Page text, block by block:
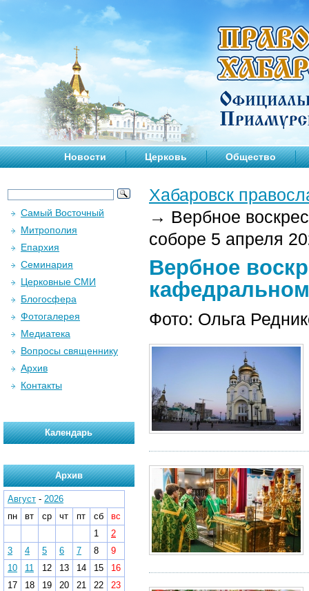
Новости Церковь Общество
Хабаровск
→ Вербное
соборе 5 апреля
Вербное
кафедральном
Фото: Ольга
Самый Восточный
Митрополия
Епархия
Семинария
Церковные СМИ
Блогосфера
Фотогалерея
Медиатека
Вопросы священнику
Архив
Контакты
Календарь
Архив
Август - 2026
пн
вт ср чт пт сб
вс
1
2
3
4 5 6 7 8
9
10
11 12 13 14 15
16
17
18 19 20 21 22
23